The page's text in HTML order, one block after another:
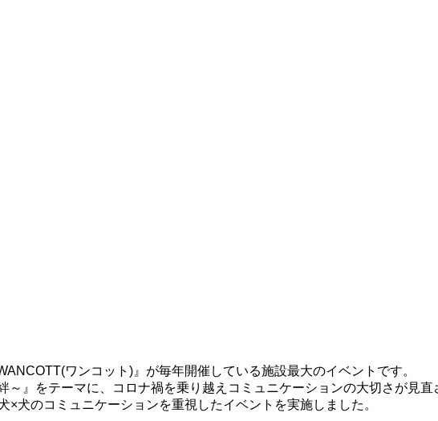
ワンコット)』が毎年開催している施設最大のイベントです。
～』をテーマに、コロナ禍を乗り越えコミュニケーションの大切さが見
犬のコミュニケーションを重視したイベントを実施しました。